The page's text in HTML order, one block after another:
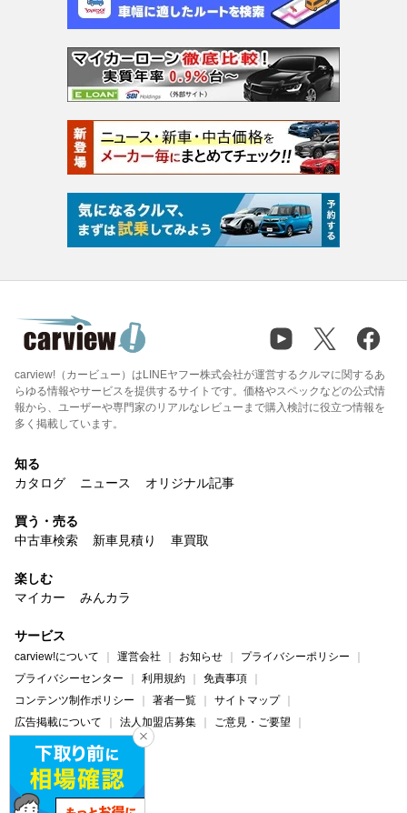
carview!（カービュー）はLINEヤフー株式会社が運営するクルマに関するあ
らゆる情報やサービスを提供するサイトです。価格やスペックなどの公式情
報から、ユーザーや専門家のリアルなレビューまで購入検討に役立つ情報を
多く掲載しています。
知る
カタログ
ニュース オリジナル記事
買う・売る
中古車検索
新車見積り 車買取
楽しむ
マイカー
みんカラ
サービス
carview!について 運営会社 お知らせ
プライバシーポリシー
プライバシーセンター
利用規約
免責事項
コンテンツ制作ポリシー
著者一覧
サイトマップ
広告掲載について
法人加盟店募集
ご意見・ご要望
ヘルプ・お問い合わせ
carview! Yahoo! JAPAN